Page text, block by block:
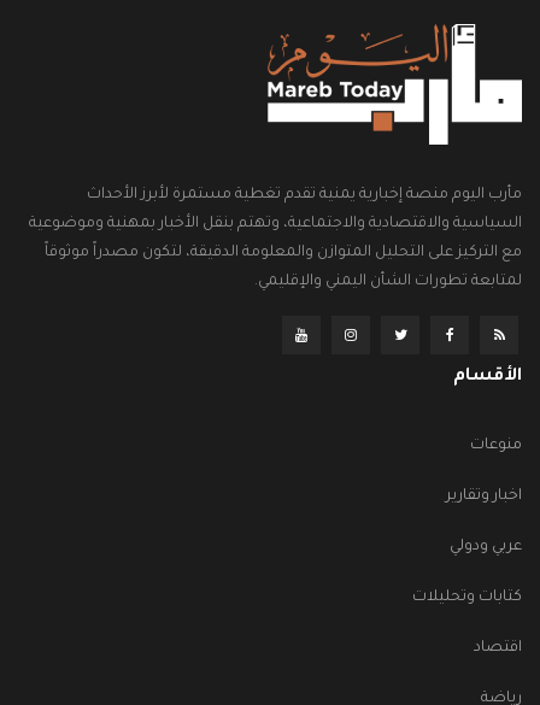
مأرب اليوم منصة إخبارية يمنية تقدم تغطية مستمرة لأبرز الأحداث
السياسية والاقتصادية والاجتماعية، وتهتم بنقل الأخبار بمهنية وموضوعية
مع التركيز على التحليل المتوازن والمعلومة الدقيقة، لتكون مصدراً موثوقاً
لمتابعة تطورات الشأن اليمني والإقليمي.
الأقسام
منوعات
اخبار وتقارير
عربي ودولي
كتابات وتحليلات
اقتصاد
رياضة